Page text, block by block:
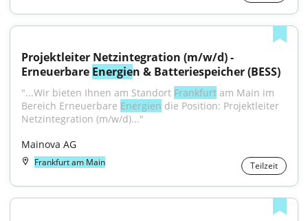
Projektleiter Netzintegration (m/w/d) -
Erneuerbare Energien & Batteriespeicher (BESS)
"...Wir bieten Ihnen am Standort Frankfurt am Main im
Bereich Erneuerbare Energien die Position: Projektleiter
Netzintegration (m/w/d)..."
Mainova AG
Frankfurt am Main Teilzeit